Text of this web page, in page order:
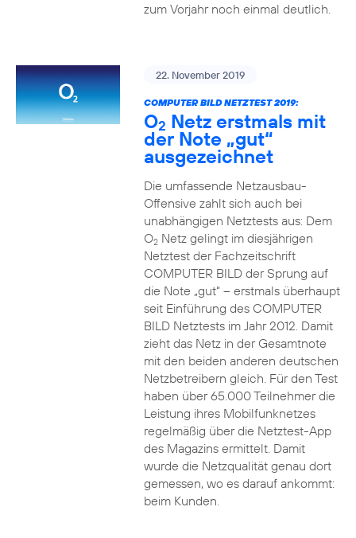
zum Vorjahr noch einmal deutlich.
22. November 2019
COMPUTER BILD NETZTEST 2019:
O2 Netz erstmals mit
der Note „gut“
ausgezeichnet
Die umfassende Netzausbau-
Offensive zahlt sich auch bei
unabhängigen Netztests aus: Dem
O2Netz gelingt im diesjährigen
Netztest der Fachzeitschrift
COMPUTER BILD der Sprung auf
die Note „gut“ – erstmals überhaupt
seit Einführung des COMPUTER
BILD Netztests im Jahr 2012. Damit
zieht das Netz in der Gesamtnote
mit den beiden anderen deutschen
Netzbetreibern gleich. Für den Test
haben über 65.000 Teilnehmer die
Leistung ihres Mobilfunknetzes
regelmäßig über die Netztest-App
des Magazins ermittelt. Damit
wurde die Netzqualität genau dort
gemessen, wo es darauf ankommt:
beim Kunden.